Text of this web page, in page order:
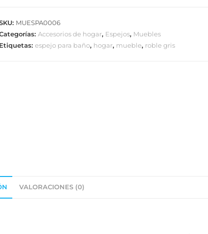
MUESPA0006
Accesorios de hogar,Espejos,Muebles
VALORACIONES (0)